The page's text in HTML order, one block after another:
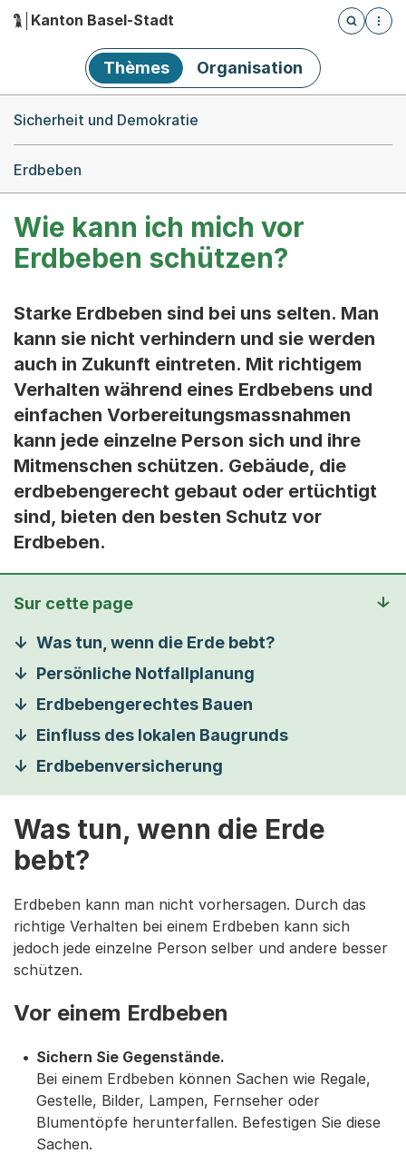
Hauptnavigation
Kanton Basel-Stadt
Öffnet
Thèmes Organisation
Sicherheit und Demokratie
Erdbeben
Wie kann ich mich vor
Erdbeben schützen?
Starke Erdbeben sind bei uns selten. Man
kann sie nicht verhindern und sie werden
auch in Zukunft eintreten. Mit richtigem
Verhalten während eines Erdbebens und
einfachen Vorbereitungsmassnahmen
kann jede einzelne Person sich und ihre
Mitmenschen schützen. Gebäude, die
erdbebengerecht gebaut oder ertüchtigt
sind, bieten den besten Schutz vor
Erdbeben.
Sur cette page
Was tun, wenn die Erde bebt?
Persönliche Notfallplanung
Erdbebengerechtes Bauen
Einfluss des lokalen Baugrunds
Erdbebenversicherung
Was tun, wenn die Erde
bebt?
Erdbeben kann man nicht vorhersagen. Durch das
richtige Verhalten bei einem Erdbeben kann sich
jedoch jede einzelne Person selber und andere besser
schützen.
Vor einem Erdbeben
Sichern Sie Gegenstände.
Bei einem Erdbeben können Sachen wie Regale,
Gestelle, Bilder, Lampen, Fernseher oder
Blumentöpfe herunterfallen. Befestigen Sie diese
Sachen.